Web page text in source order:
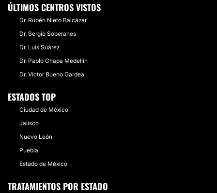
ÚLTIMOS CENTROS VISTOS
Dr. Rubén Nieto Balcázar
Dr. Sergio Soberanes
Dr. Luis Suá​rez
Dr. Pablo Chapa Medellín
Dr. Víctor Bueno Gardea
ESTADOS TOP
Ciudad de México
Jalisco
Nuevo León
Puebla
Estado de México
TRATAMIENTOS POR ESTADO